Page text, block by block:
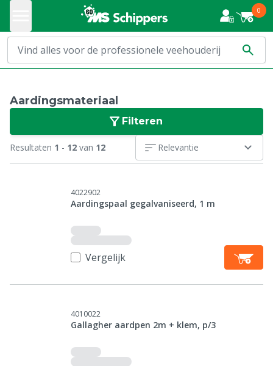
0
Aardingsmateriaal
Filteren
Resultaten 1 - 12 van 12 Relevantie
4022902
Aardingspaal gegalvaniseerd, 1 m
Vergelijk
4010022
Gallagher aardpen 2m + klem, p/3